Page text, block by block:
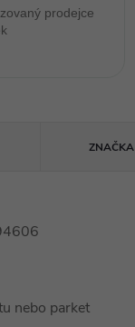
prodejce
ZNAČKA
nebo parket